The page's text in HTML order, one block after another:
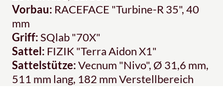
Vorbau: RACEFACE "Turbine-R 35", 40
mm
Griff:SQlab "70X"
Sattel: FIZIK "Terra Aidon X1"
Sattelstütze:Vecnum "Nivo", Ø 31,6 mm,
511 mm lang, 182 mm Verstellbereich